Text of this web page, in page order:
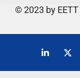
© 2023 by EETT